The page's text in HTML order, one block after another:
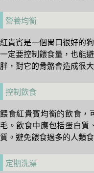
營養均衡
紅貴賓是一個胃口很好的
一定要控制餵食量，也能
胖，對它的骨骼會造成很
控制飲食
餵食紅貴賓均衡的飲食，
毛。飲食中應包括蛋白質
質。避免餵食過多的人類
定期洗澡